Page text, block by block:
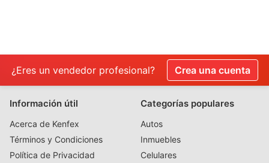
¿Eres un vendedor profesional? Crea una cuenta
Información útil
Acerca de Kenfex
Términos y Condiciones
Política de Privacidad
Categorías populares
Autos
Inmuebles
Celulares